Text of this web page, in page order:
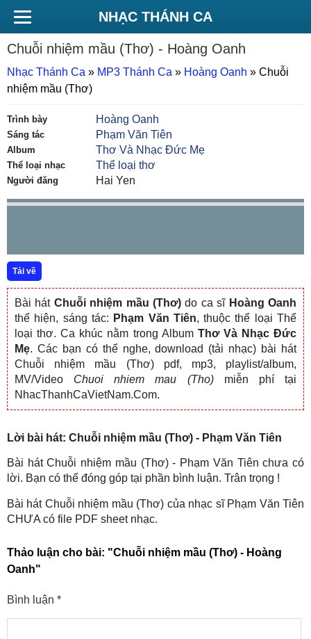
NHẠC THÁNH CA
Chuỗi nhiệm mầu (Thơ) - Hoàng Oanh
Nhạc Thánh Ca » MP3 Thánh Ca » Hoàng Oanh » Chuỗi
nhiệm mầu (Thơ)
Trình bày Hoàng Oanh
Sáng tác Phạm Văn Tiên
Album Thơ Và Nhạc Đức Mẹ
Thể loại nhạc Thể loại thơ
Người đăng Hai Yen
Tải về
Bài hát Chuỗi nhiệm mầu (Thơ) do ca sĩ Hoàng Oanh
thể hiện, sáng tác: Phạm Văn Tiên, thuộc thể loại Thể
loại thơ. Ca khúc nằm trong Album Thơ Và Nhạc Đức
Mẹ. Các bạn có thể nghe, download (tải nhạc) bài hát
Chuỗi nhiệm mầu (Thơ) pdf, mp3, playlist/album,
MV/Video Chuoi nhiem mau (Tho)miễn phí tại
NhacThanhCaVietNam.Com.
Lời bài hát: Chuỗi nhiệm mầu (Thơ) - Phạm Văn Tiên
Bài hát Chuỗi nhiệm mầu (Thơ) - Phạm Văn Tiên chưa có
lời. Bạn có thể đóng góp tại phần bình luận. Trân trọng !
Bài hát Chuỗi nhiệm mầu (Thơ) của nhạc sĩ Phạm Văn Tiên
CHƯA có file PDF sheet nhạc.
Thảo luận cho bài: "Chuỗi nhiệm mầu (Thơ) - Hoàng
Oanh"
Bình luận *